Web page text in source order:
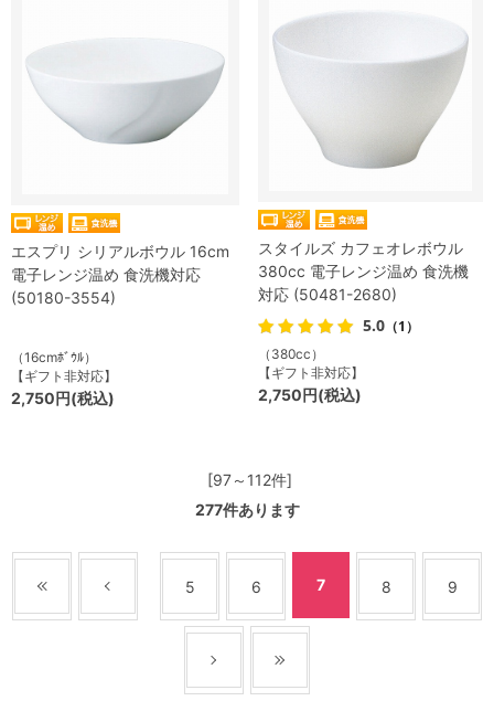
エスプリ シリアルボウル 16cm
電子レンジ温め 食洗機対応
(50180-3554)
（16cmﾎﾞｳﾙ）
【ギフト非対応】
2,750円(税込)
スタイルズ カフェオレボウル
380cc 電子レンジ温め 食洗機
対応 (50481-2680)
5.0 （1）
（380cc）
【ギフト非対応】
2,750円(税込)
[97～112件]
277件あります
5 6 7 8 9